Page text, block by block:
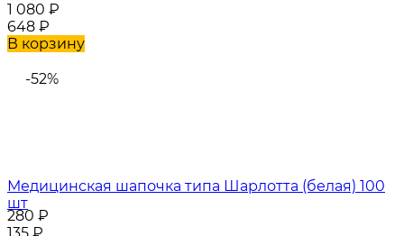
1 080 ₽
648 ₽
В корзину
-52%
Медицинская шапочка типа Шарлотта (белая) 100
шт
280 ₽